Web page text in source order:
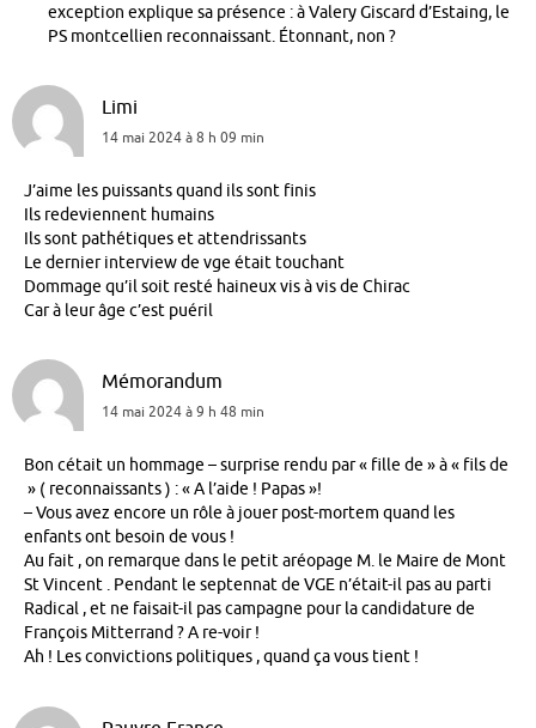
exception explique sa présence : à Valery Giscard d’Estaing, le
PS montcellien reconnaissant. Étonnant, non ?
Limi
14 mai 2024 à 8 h 09 min
J’aime les puissants quand ils sont finis
Ils redeviennent humains
Ils sont pathétiques et attendrissants
Le dernier interview de vge était touchant
Dommage qu’il soit resté haineux vis à vis de Chirac
Car à leur âge c’est puéril
Mémorandum
14 mai 2024 à 9 h 48 min
Bon cétait un hommage – surprise rendu par « fille de » à « fils de
» ( reconnaissants ) : « A l’aide ! Papas »!
– Vous avez encore un rôle à jouer post-mortem quand les
enfants ont besoin de vous !
Au fait , on remarque dans le petit aréopage M. le Maire de Mont
St Vincent . Pendant le septennat de VGE n’était-il pas au parti
Radical , et ne faisait-il pas campagne pour la candidature de
François Mitterrand ? A re-voir !
Ah ! Les convictions politiques , quand ça vous tient !